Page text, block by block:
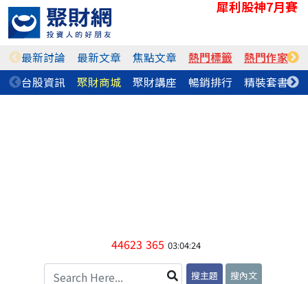
犀利股神7月賽
最新討論 最新文章 焦點文章 熱門標籤 熱門作家
台股資訊
聚財商城 聚財講座 暢銷排行 精裝套書
44623 365 03:04:24
搜主題 搜內文